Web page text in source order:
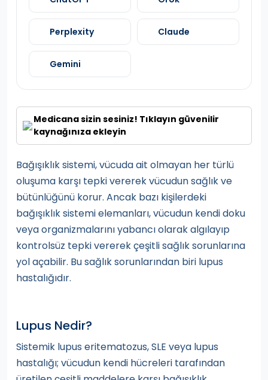
Perplexity Claude
Gemini
Medicana sizin sesiniz! Tıklayın güvenilir
kaynağınıza ekleyin
Bağışıklık sistemi, vücuda ait olmayan her türlü
oluşuma karşı tepki vererek vücudun sağlık ve
bütünlüğünü korur. Ancak bazı kişilerdeki
bağışıklık sistemi elemanları, vücudun kendi doku
veya organizmalarını yabancı olarak algılayıp
kontrolsüz tepki vererek çeşitli sağlık sorunlarına
yol açabilir. Bu sağlık sorunlarından biri lupus
hastalığıdır.
Lupus Nedir?
Sistemik lupus eritematozus, SLE veya lupus
hastalığı; vücudun kendi hücreleri tarafından